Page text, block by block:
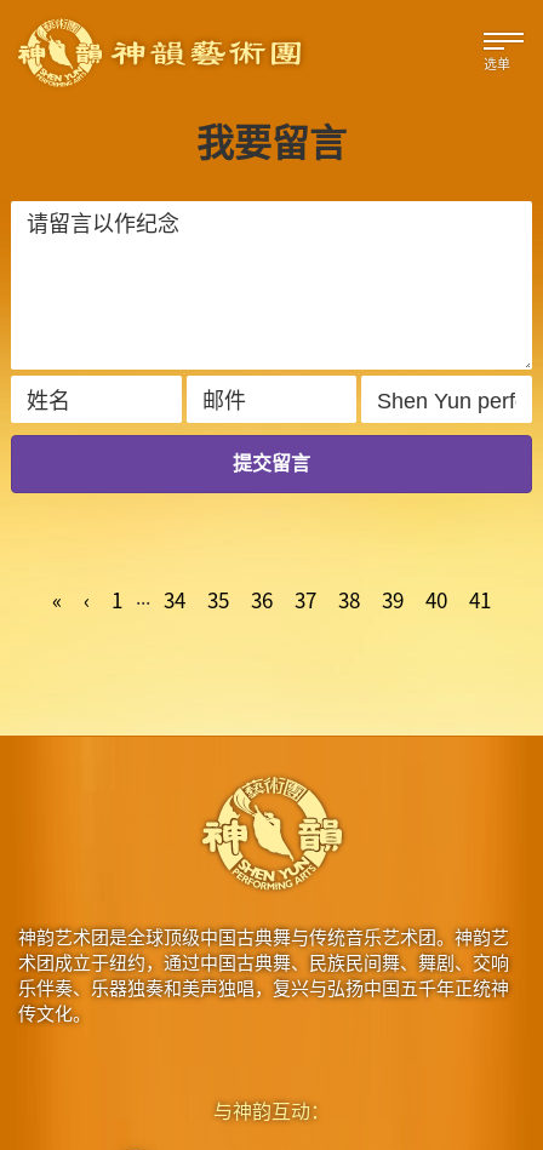
选单
我要留言
提交留言
« ‹ 1 ... 34 35 36 37 38 39 40 41
神韵艺术团是全球顶级中国古典舞与传统音乐艺术团。神韵艺
术团成立于纽约，通过中国古典舞、民族民间舞、舞剧、交响
乐伴奏、乐器独奏和美声独唱，复兴与弘扬中国五千年正统神
传文化。
与神韵互动：